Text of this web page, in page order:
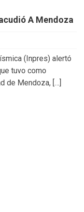
A Mendoza
(Inpres) alertó
tuvo como
de Mendoza, […]